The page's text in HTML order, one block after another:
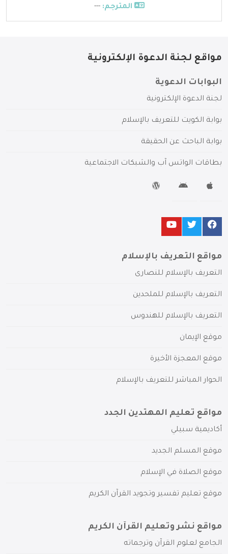
المترجم: ---
مواقع لجنة الدعوة الإلكترونية
البوابات الدعوية
لجنة الدعوة الإلكترونية
بوابة الكويت للتعريف بالإسلام
بوابة الباحث عن الحقيقة
بطاقات الواتس آب والشبكات الاجتماعية
مواقع التعريف بالإسلام
التعريف بالإسلام للنصارى
التعريف بالإسلام للملحدين
التعريف بالإسلام للهندوس
موقع الإيمان
موقع المعجزة الأخيرة
الحوار المباشر للتعريف بالإسلام
مواقع تعليم المهتدين الجدد
أكاديمية سبيلي
موقع المسلم الجديد
موقع الصلاة في الإسلام
موقع تعليم تفسير وتجويد القرآن الكريم
مواقع نشر وتعليم القرآن الكريم
الجامع لعلوم القرآن وترجماته